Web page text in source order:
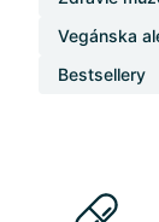
Vegánska
Bestsellery